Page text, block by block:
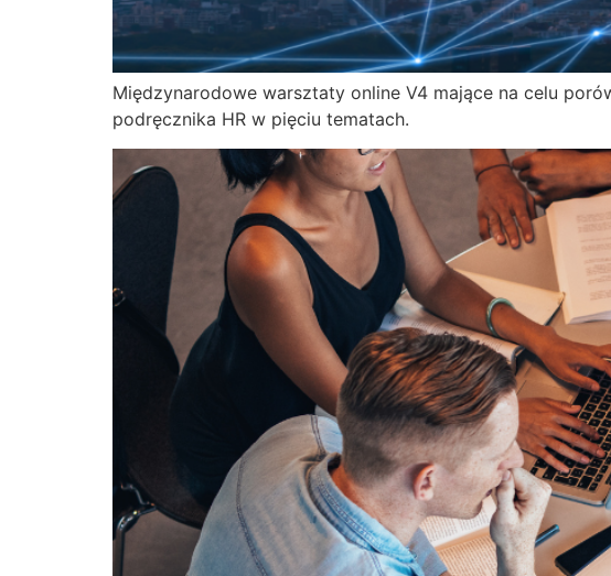
Międzynarodowe warsztaty online V4 mające na celu
podręcznika HR w pięciu tematach.